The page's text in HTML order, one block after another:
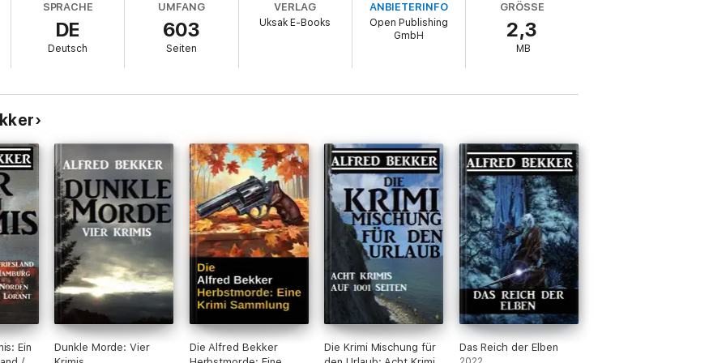
SPRACHE
DE
Deutsch
UMFANG
603
Seiten
VERLAG
Uksak E-Books
ANBIETERINFO
Open Publishing
GmbH
GRÖSSE
2,3
MB
Ein
Dunkle Morde: Vier
Die Alfred Bekker
Die Krimi Mischung für
Das Reich der Elben